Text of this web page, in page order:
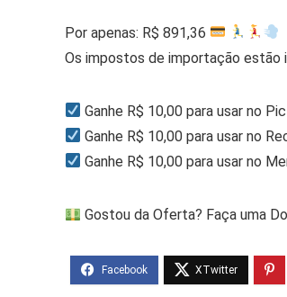
Por apenas: R$ 891,36
Os impostos de importação estão
Ganhe R$ 10,00 para usar no
Ganhe R$ 10,00 para usar no
Ganhe R$ 10,00 para usar no
Gostou da Oferta? Faça uma